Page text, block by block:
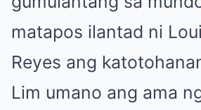
matapos ilantad ni
Reyes ang
Lim umano ang ama